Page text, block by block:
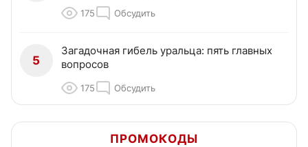
175 Обсудить
5
Загадочная гибель уральца: пять главных
вопросов
175 Обсудить
ПРОМОКОДЫ